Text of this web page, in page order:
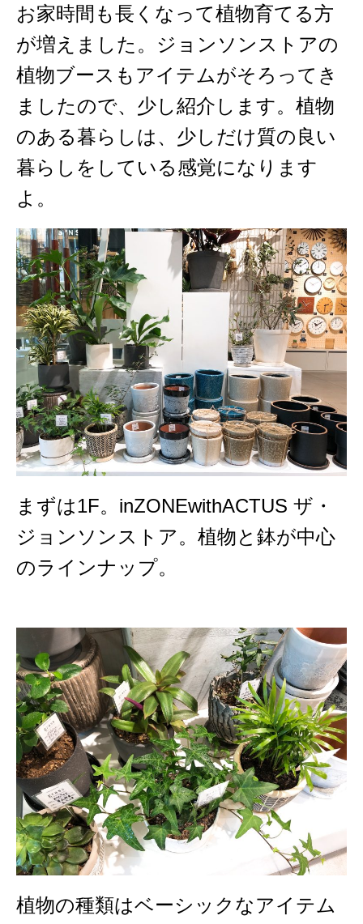
お家時間も長くなって植物育てる方
が増えました。ジョンソンストアの
植物ブースもアイテムがそろってき
ましたので、少し紹介します。植物
のある暮らしは、少しだけ質の良い
暮らしをしている感覚になります
よ。
まずは1F。inZONEwithACTUS ザ・
ジョンソンストア。植物と鉢が中心
のラインナップ。
植物の種類はベーシックなアイテム